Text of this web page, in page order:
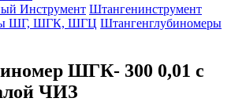
Инструмент Штангенинструмент
ШГ, ШГК, ШГЦ Штангенглубиномеры
ШГК- 300 0,01 с
ЧИЗ